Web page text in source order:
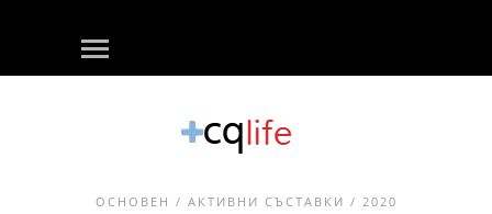
ОСНОВЕН / АКТИВНИ СЪСТАВКИ / 2020